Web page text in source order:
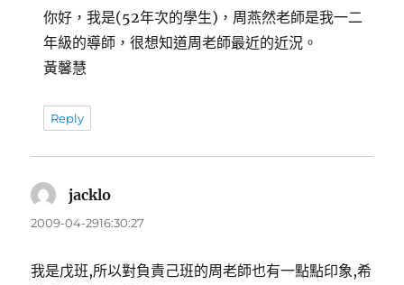
你好，我是(52年次的學生)，周燕然老師是我一二
年級的導師，很想知道周老師最近的近況。
黃馨慧
Reply
jacklo
示:
2009-04-2916:30:27
我是戊班,所以對負責己班的周老師也有一點點印象,希